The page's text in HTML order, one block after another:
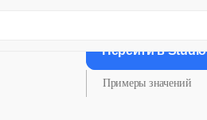
Перейти в Studio
Примеры значений